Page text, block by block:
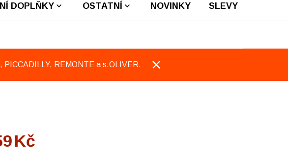
DOPLŇKY OSTATNÍ NOVINKY SLEVY
PICCADILLY, REMONTE a s.OLIVER.
Kč